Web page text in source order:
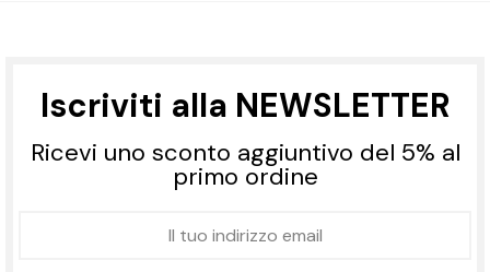
Iscriviti alla NEWSLETTER
Ricevi uno sconto aggiuntivo del 5% al
primo ordine